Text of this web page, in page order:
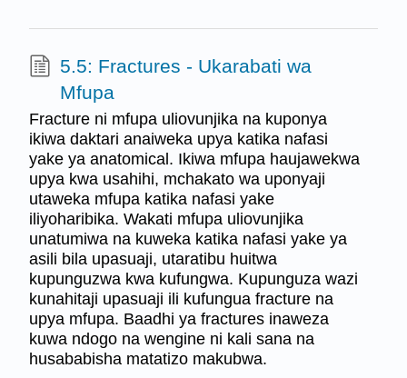
5.5: Fractures - Ukarabati wa
Mfupa
Fracture ni mfupa uliovunjika na kuponya
ikiwa daktari anaiweka upya katika nafasi
yake ya anatomical. Ikiwa mfupa haujawekwa
upya kwa usahihi, mchakato wa uponyaji
utaweka mfupa katika nafasi yake
iliyoharibika. Wakati mfupa uliovunjika
unatumiwa na kuweka katika nafasi yake ya
asili bila upasuaji, utaratibu huitwa
kupunguzwa kwa kufungwa. Kupunguza wazi
kunahitaji upasuaji ili kufungua fracture na
upya mfupa. Baadhi ya fractures inaweza
kuwa ndogo na wengine ni kali sana na
husababisha matatizo makubwa.